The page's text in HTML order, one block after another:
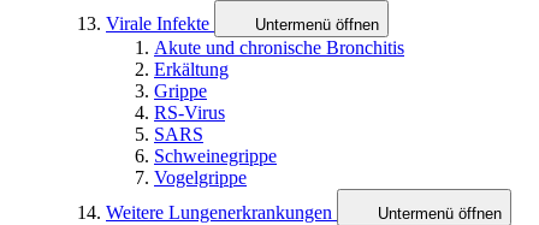
Virale Infekte
Untermenü öffnen
Akute und chronische Bronchitis
Erkältung
Grippe
RS-Virus
SARS
Schweinegrippe
Vogelgrippe
Weitere Lungenerkrankungen
Untermenü öffnen